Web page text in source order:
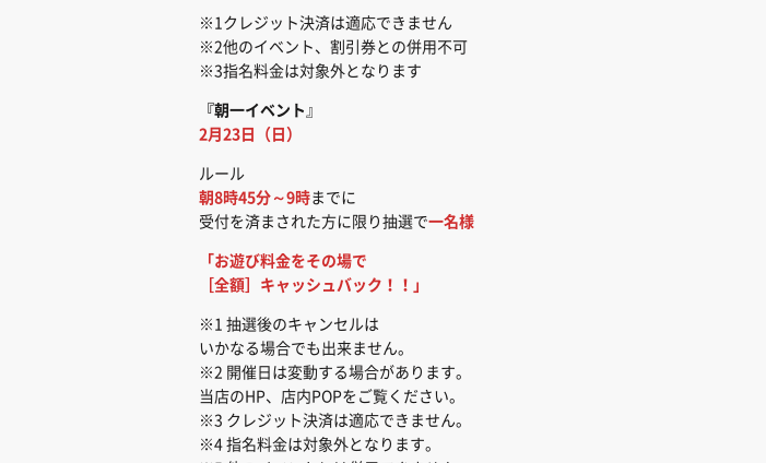
※1クレジット決済は適応できません
※2他のイベント、割引券との併用不可
※3指名料金は対象外となります
『朝一イベント 』
2月23日（日）
ルール
朝8時45分～9時までに
受付を済まされた方に限り抽選で一名様
「お遊び料金をその場で
［全額］キャッシュバック！！」
※1 抽選後のキャンセルは
いかなる場合でも出来ません。
※2 開催日は変動する場合があります。
当店のHP、店内POPをご覧ください。
※3 クレジット決済は適応できません。
※4 指名料金は対象外となります。